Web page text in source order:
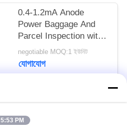
0.4-1.2mA Anode
Power Baggage And
Parcel Inspection with
Multi-language
Software Interface and
negotiable MOQ:1 ইউনিট
যোগাযোগ
5:53 PM